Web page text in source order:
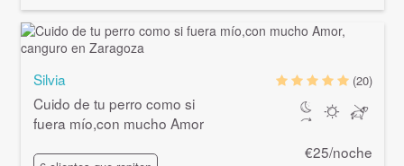
Silvia
Cuido de tu perro como si
fuera mío,con mucho Amor
(20)
€25/noche